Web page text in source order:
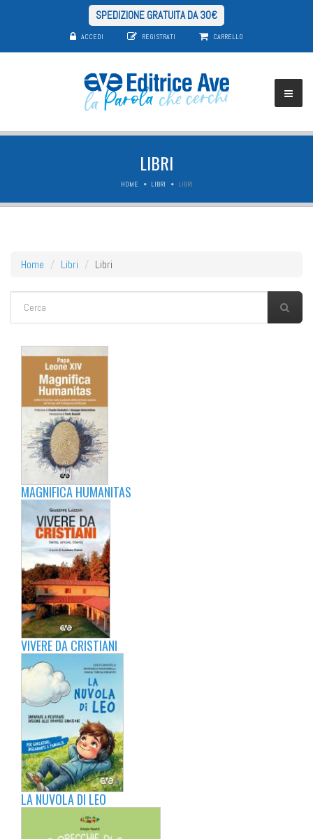
SPEDIZIONE GRATUITA DA 30€
ACCEDI REGISTRATI CARRELLO
LIBRI
HOME LIBRI LIBRI
Home Libri Libri
FORM DI RICERCA
MAGNIFICA HUMANITAS
VIVERE DA CRISTIANI
LA NUVOLA DI LEO